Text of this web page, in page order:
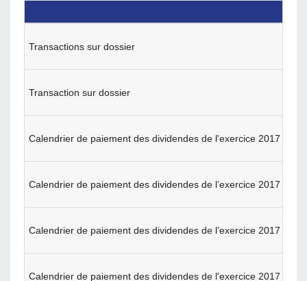
Transactions sur dossier
Transaction sur dossier
Calendrier de paiement des dividendes de l'exercice 2017
Calendrier de paiement des dividendes de l’exercice 2017
Calendrier de paiement des dividendes de l’exercice 2017
Calendrier de paiement des dividendes de l'exercice 2017